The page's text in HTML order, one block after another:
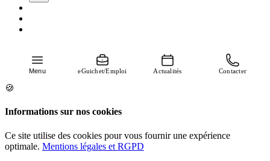
Menu eGuichet/Emploi Actualités Contacter
🍪
Informations sur nos cookies
Ce site utilise des cookies pour vous fournir une expérience
optimale. Mentions légales et RGPD